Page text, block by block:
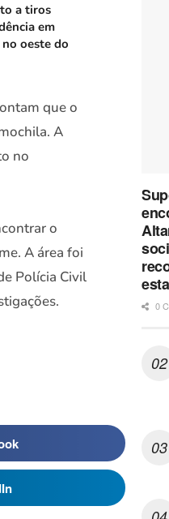
a tiros
em
oeste do
que o
A
no
o
A área foi
Polícia Civil
0